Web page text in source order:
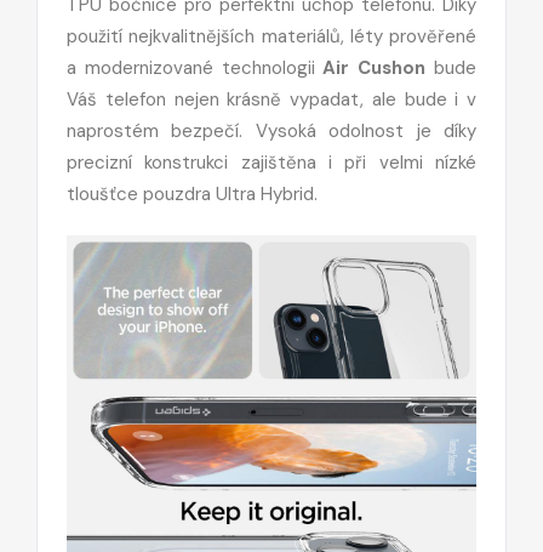
TPU bočnice pro perfektní úchop telefonu. Díky
použití nejkvalitnějších materiálů, léty prověřené
a modernizované technologiiAir Cushon bude
Váš telefon nejen krásně vypadat, ale bude i v
naprostém bezpečí. Vysoká odolnost je díky
precizní konstrukci zajištěna i při velmi nízké
tloušťce pouzdra Ultra Hybrid.